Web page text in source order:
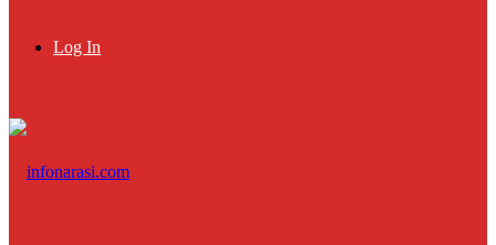
Log In